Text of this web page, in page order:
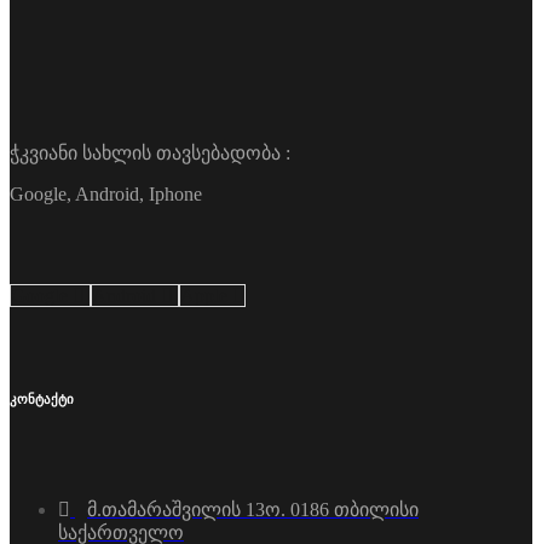
ჭკვიანი სახლის თავსებადობა :
Google, Android, Iphone
კონტაქტი
მ.თამარაშვილის 13ო. 0186 თბილისი
საქართველო